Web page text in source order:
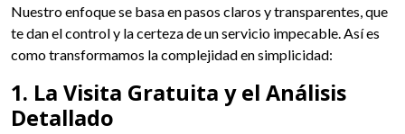
Nuestro enfoque se basa en pasos claros y transparentes, que
te dan el control y la certeza de un servicio impecable. Así es
como transformamos la complejidad en simplicidad:
1. La Visita Gratuita y el Análisis
Detallado